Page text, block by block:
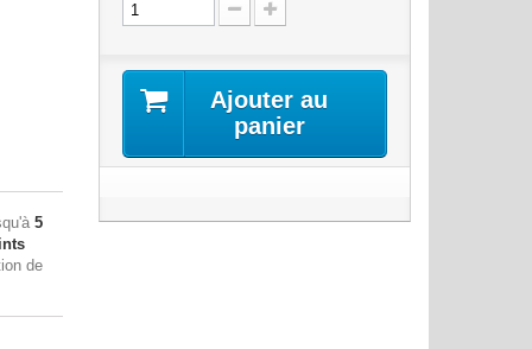
5
de
Ajouter au
panier